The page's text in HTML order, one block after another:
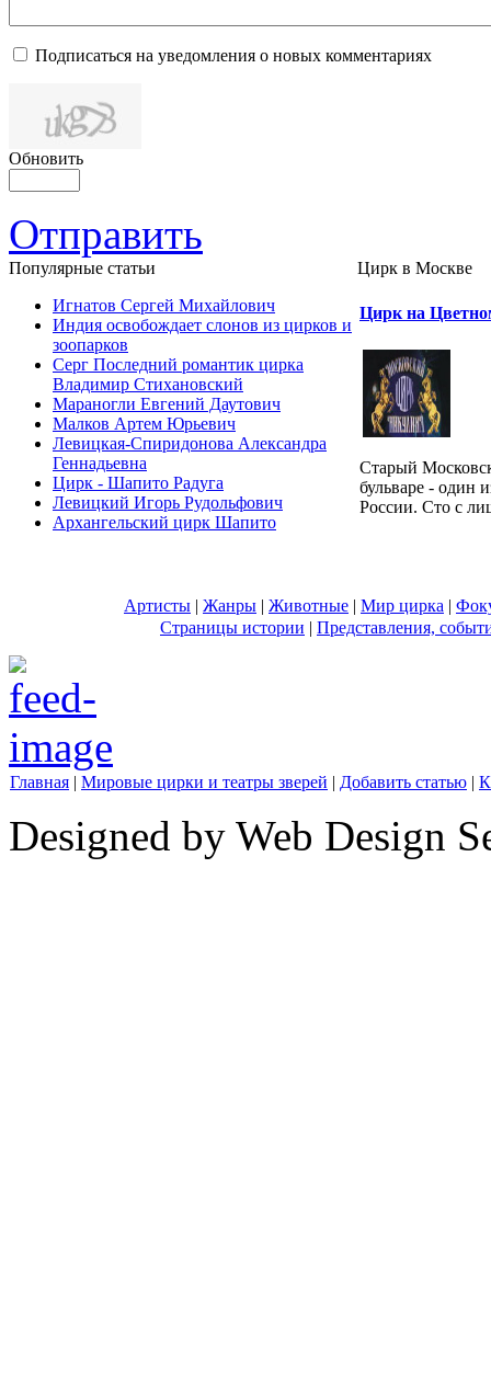
Подписаться на уведомления о новых комментариях
Обновить
Отправить
Популярные cтатьи
Игнатов Сергей Михайлович
Индия освобождает слонов из цирков и
зоопарков
Серг Последний романтик цирка
Владимир Стихановский
Мараногли Евгений Даутович
Малков Артем Юрьевич
Левицкая-Спиридонова Александра
Геннадьевна
Цирк - Шапито Радуга
Левицкий Игорь Рудольфович
Архангельский цирк Шапито
Цирк в Москве
Цирк на
Старый
бульваре - один
России. Сто с
Артисты | Жанры | Животные | Мир цирка |
Страницы истории | Представления,
Главная | Мировые цирки и театры зверей | Добавить статью |
Designed by Web Design